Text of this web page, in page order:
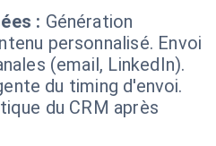
: Génération
personnalisé. Envoi
(email, LinkedIn).
du timing d'envoi.
du CRM après